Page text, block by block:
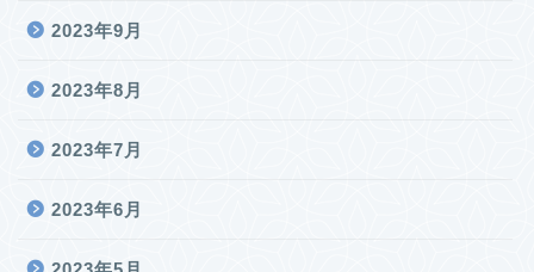
2023年9月
2023年8月
2023年7月
2023年6月